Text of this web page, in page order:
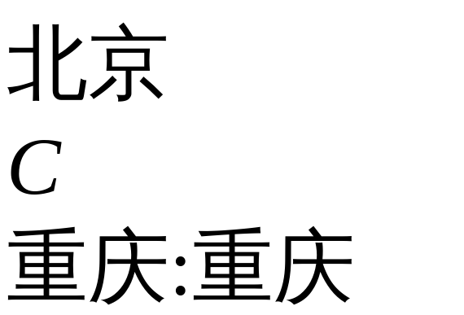
北京
C
重庆:重庆